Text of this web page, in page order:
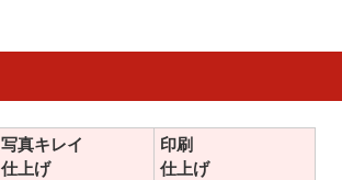
写真キレイ
仕上げ
印刷
仕上げ